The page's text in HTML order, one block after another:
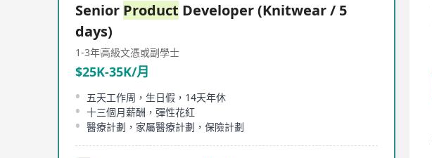
Senior Product Developer (Knitwear / 5
days)
1-3年高級文憑或副學士
$25K-35K/月
五天工作周，生日假，14天年休
十三個月薪酬，彈性花紅
醫療計劃，家屬醫療計劃，保險計劃